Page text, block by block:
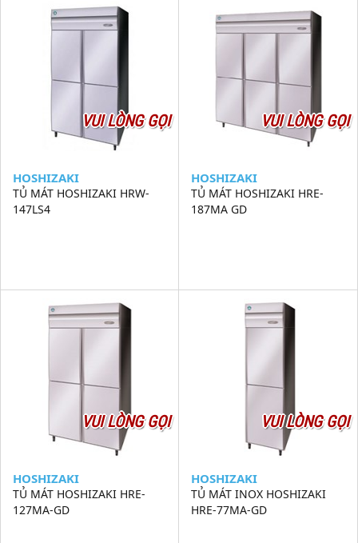
VUI LÒNG GỌI
HOSHIZAKI
TỦ MÁT HOSHIZAKI HRW-
147LS4
VUI LÒNG GỌI
HOSHIZAKI
TỦ MÁT HOSHIZAKI HRE-
187MA GD
VUI LÒNG GỌI
HOSHIZAKI
TỦ MÁT HOSHIZAKI HRE-
127MA-GD
VUI LÒNG GỌI
HOSHIZAKI
TỦ MÁT INOX HOSHIZAKI
HRE-77MA-GD